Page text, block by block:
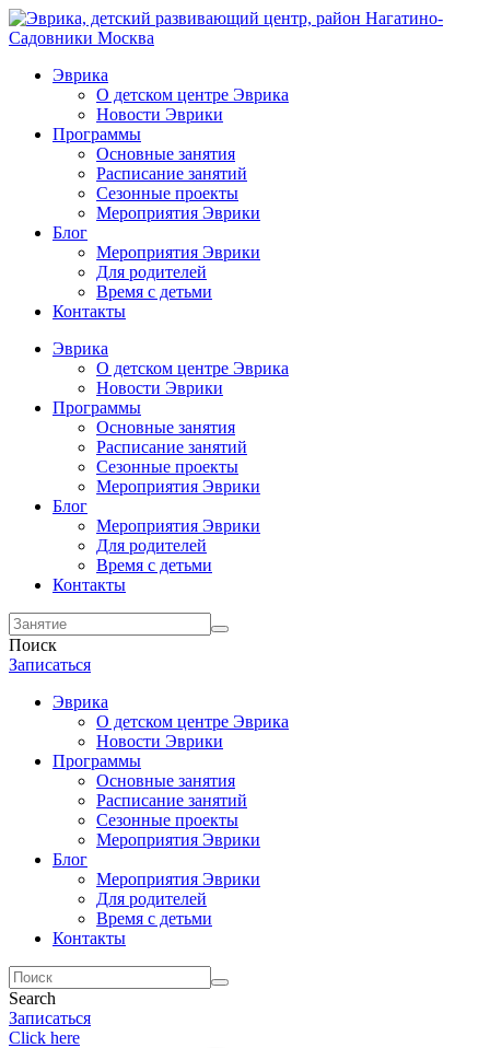
Эврика
О детском центре Эврика
Новости Эврики
Программы
Основные занятия
Расписание занятий
Сезонные проекты
Мероприятия Эврики
Блог
Мероприятия Эврики
Для родителей
Время с детьми
Контакты
Эврика
О детском центре Эврика
Новости Эврики
Программы
Основные занятия
Расписание занятий
Сезонные проекты
Мероприятия Эврики
Блог
Мероприятия Эврики
Для родителей
Время с детьми
Контакты
Поиск
Записаться
Эврика
О детском центре Эврика
Новости Эврики
Программы
Основные занятия
Расписание занятий
Сезонные проекты
Мероприятия Эврики
Блог
Мероприятия Эврики
Для родителей
Время с детьми
Контакты
Search
Записаться
Click here